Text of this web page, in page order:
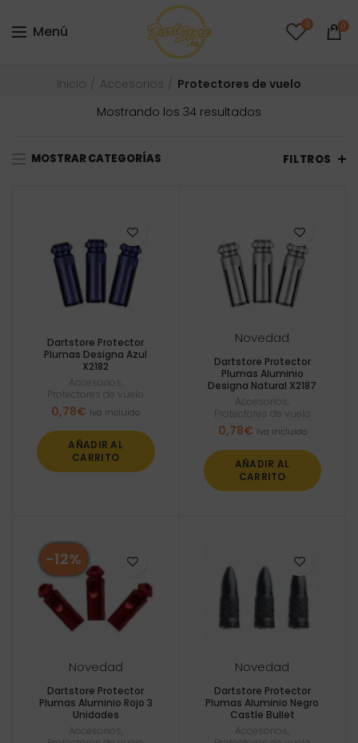
Menú 0 0
Inicio Accesorios
Protectores de vuelo
Mostrando los 34 resultados
bajo
MOSTRAR CATEGORÍAS FILTROS
Dartstore Protector
Plumas Designa Azul
X2182
Accesorios
Protectores de vuelo
0,78€ Iva incluido
AÑADIR AL
CARRITO
Novedad
Dartstore Protector
Plumas Aluminio
Designa Natural X2187
Accesorios
Protectores de vuelo
0,78€ Iva incluido
AÑADIR AL
CARRITO
-12%
Novedad
Dartstore Protector
Plumas Aluminio Rojo 3
Unidades
Accesorios
Novedad
Dartstore Protector
Plumas Aluminio Negro
Castle Bullet
Accesorios